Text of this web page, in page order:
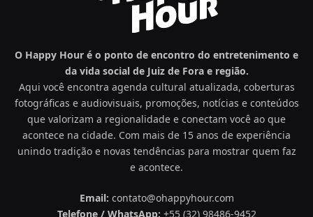
O Happy Hour é o ponto de encontro do entretenimento e
da vida social de Juiz de Fora e região.
Aqui você encontra agenda cultural atualizada, coberturas
fotográficas e audiovisuais, promoções, notícias e conteúdos
que valorizam a regionalidade e conectam você ao que
acontece na cidade. Com mais de 15 anos de experiência
unindo tradição e novas tendências para mostrar quem faz
e acontece.
Email: contato@ohappyhour.com
Telefone / WhatsApp: +55 (32) 98486-9452